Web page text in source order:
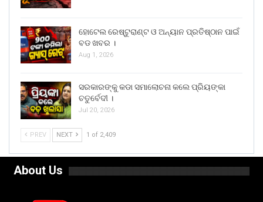
ହୋଟେଲ ରେଷ୍ଟୁରାଣ୍ଟ ଓ ଅନ୍ୟାନ ପ୍ରତିଷ୍ଠାନ ପାଇଁ
ବଡ ଖବର ।
Aug 1, 2026
ସରକାରଙ୍କୁ କଡା ସମାଲୋଚନା କଲେ ପ୍ରିୟଙ୍କା
ଚତୁର୍ବେଦୀ ।
Jul 20, 2026
PREV NEXT 1 of 2,409
About Us